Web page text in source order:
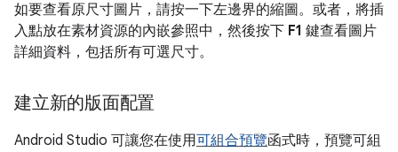
如要查看原尺寸圖片，請按一下左邊界的縮圖。或者，將插
入點放在素材資源的內嵌參照中，然後按下 F1 鍵查看圖片
詳細資料，包括所有可選尺寸。
建立新的版面配置
Android Studio 可讓您在使用可組合預覽函式時，預覽可組